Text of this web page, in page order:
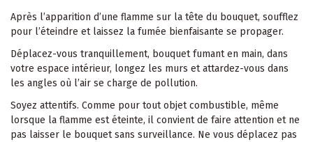
Après l’apparition d’une flamme sur la tête du bouquet, soufflez
pour l’éteindre et laissez la fumée bienfaisante se propager.
Déplacez-vous tranquillement, bouquet fumant en main, dans
votre espace intérieur, longez les murs et attardez-vous dans
les angles où l’air se charge de pollution.
Soyez attentifs.​ Comme pour tout objet combustible, même
lorsque la flamme est éteinte, il convient de faire attention et ne
pas laisser le bouquet sans surveillance. Ne vous déplacez pas